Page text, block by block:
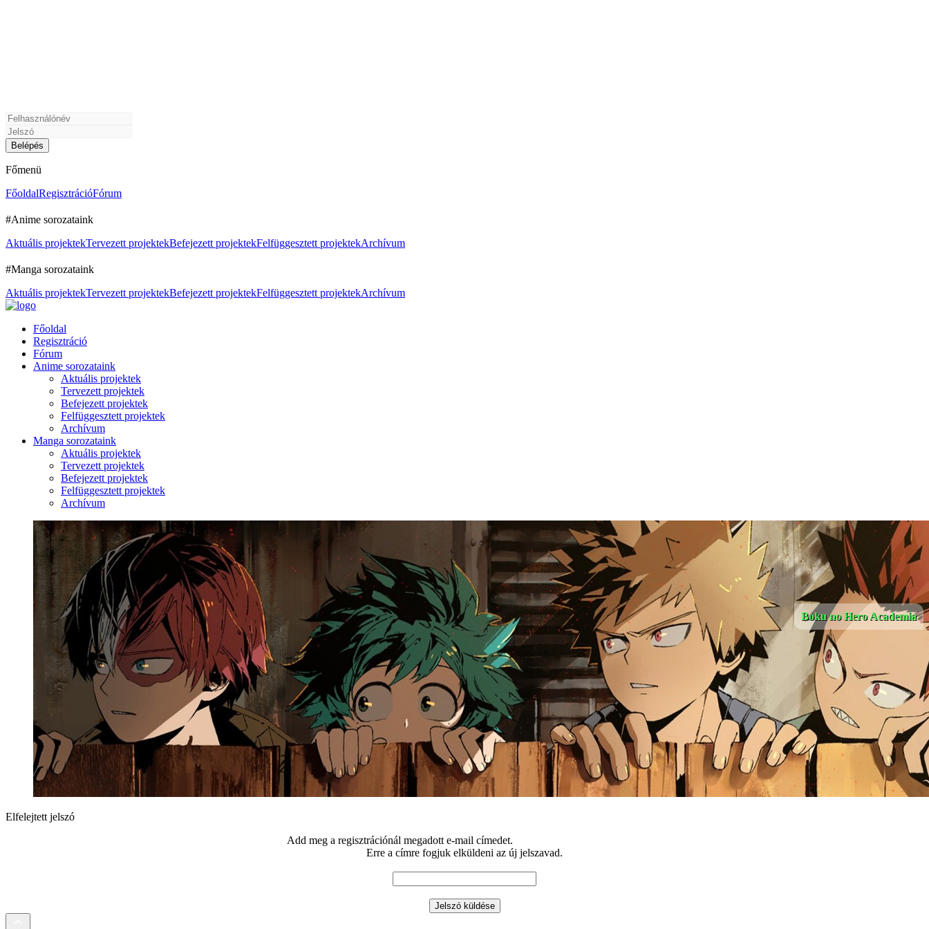
Főmenü
FőoldalRegisztrációFórum
#Anime sorozataink
Aktuális projektekTervezett projektekBefejezett projektekFelfüggesztett projektekArchívum
#Manga sorozataink
Aktuális projektekTervezett projektekBefejezett projektekFelfüggesztett projektekArchívum
Főoldal
Regisztráció
Fórum
Anime sorozataink
Aktuális projektek
Tervezett projektek
Befejezett projektek
Felfüggesztett projektek
Archívum
Manga sorozataink
Aktuális projektek
Tervezett projektek
Befejezett projektek
Felfüggesztett projektek
Archívum
Boku no Hero Academia
Elfelejtett jelszó
Add meg a regisztrációnál megadott e-mail címedet.
Erre a címre fogjuk elküldeni az új jelszavad.